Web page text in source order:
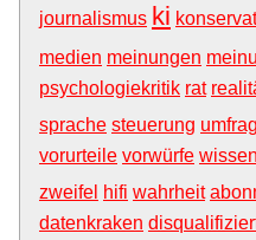
journalismus ki
medien meinungen
psychologiekritik rat
sprache steuerung
vorurteile vorwürfe
zweifel hifi wahrheit
datenkraken